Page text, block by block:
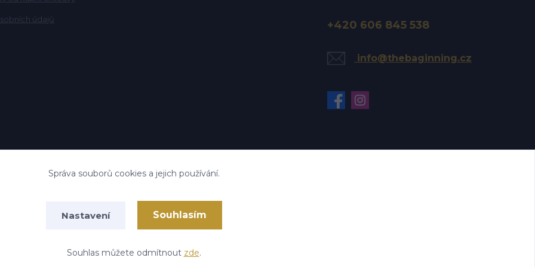
údajů +420 606 845 538
info@thebaginning.cz
Správa souborů cookies a jejich používání.
Nastavení Souhlasím
Souhlas můžete odmítnout zde.